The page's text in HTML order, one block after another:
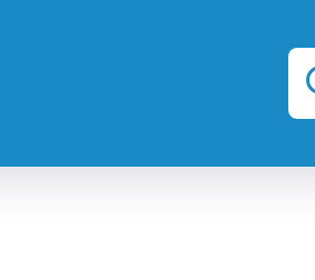
FREIZEIT & KULTUR